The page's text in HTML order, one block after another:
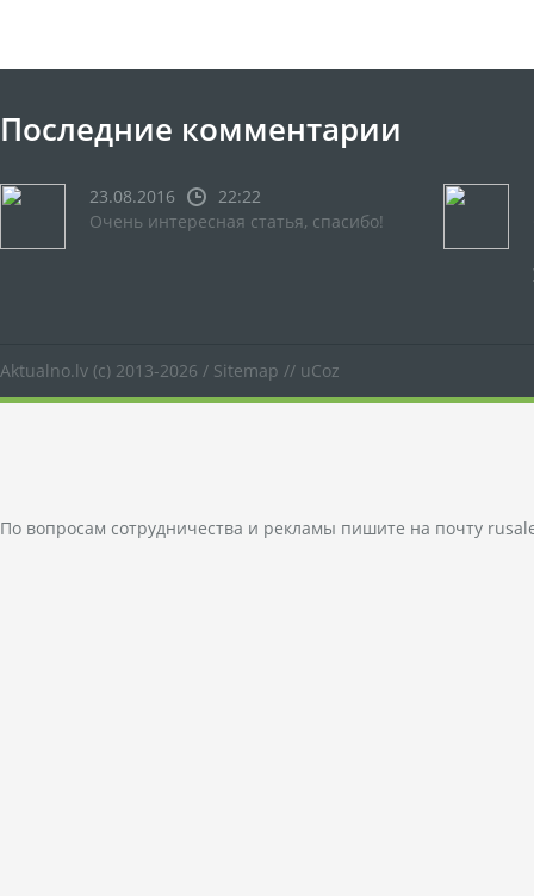
Последние комментарии
23.08.2016
22:22
Очень интересная статья, спасибо!
Aktualno.lv (c) 2013-2026 / Sitemap // uCoz
По вопросам сотрудничества и рекламы пишите на почту